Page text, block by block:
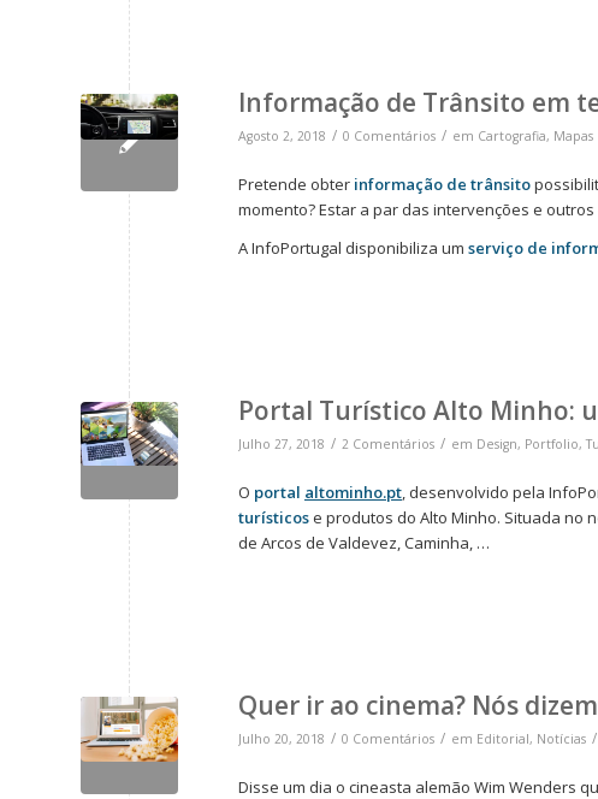
Informação de Trânsito em
Agosto 2, 2018 / 0 Comentários / em Cartografia, Mapas
Pretende obter informação de trânsito
momento? Estar a par das intervenções e
A InfoPortugal disponibiliza um serviço de
Portal Turístico Alto Minho:
Julho 27, 2018 / 2 Comentários / em Design, Portfolio,
O portal altominho.pt, desenvolvido pela
turísticose produtos do Alto Minho. Situada no
de Arcos de Valdevez, Caminha, …
Quer ir ao cinema? Nós
Julho 20, 2018 / 0 Comentários / em Editorial, Notícias /
Disse um dia o cineasta alemão Wim Wenders